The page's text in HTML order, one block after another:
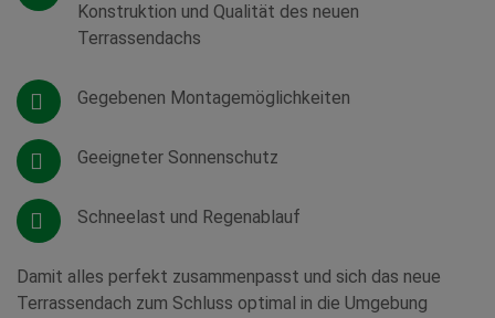
Konstruktion und Qualität des neuen
Terrassendachs
Gegebenen Montagemöglichkeiten
Geeigneter Sonnenschutz
Schneelast und Regenablauf
Damit alles perfekt zusammenpasst und sich das neue
Terrassendach zum Schluss optimal in die Umgebung